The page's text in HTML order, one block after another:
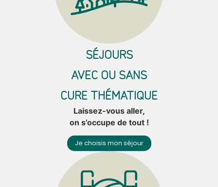
SÉJOURS
AVEC OU SANS
CURE THÉMATIQUE
Laissez-vous aller,
on s’occupe de tout !
Je choisis mon séjour